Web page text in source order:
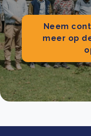
Neem
meer op